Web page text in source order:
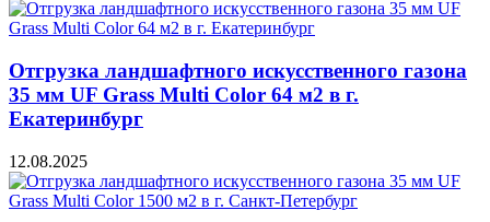
Отгрузка ландшафтного искусственного газона
35 мм UF Grass Multi Color 64 м2 в г.
Екатеринбург
12.08.2025